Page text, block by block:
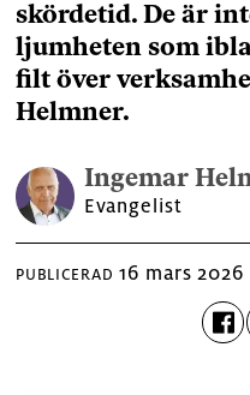
skördetid. De är
ljumheten som
filt över
Helmner.
Ingemar
Evangelist
PUBLICERAD 16 mars